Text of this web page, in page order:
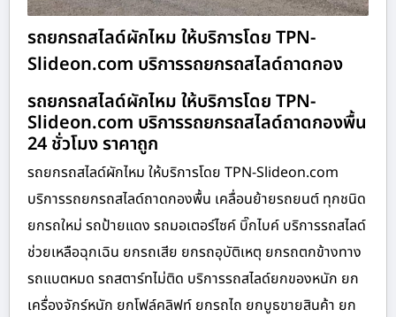
รถยกรถสไลด์ผักไหม ให้บริการโดย TPN-
Slideon.com บริการรถยกรถสไลด์ถาดกอง
รถยกรถสไลด์ผักไหม ให้บริการโดย TPN-
Slideon.com บริการรถยกรถสไลด์ถาดกองพื้น
24 ชั่วโมง ราคาถูก
รถยกรถสไลด์ผักไหม ให้บริการโดย TPN-Slideon.com
บริการรถยกรถสไลด์ถาดกองพื้น เคลื่อนย้ายรถยนต์ ทุกชนิด
ยกรถใหม่ รถป้ายแดง รถมอเตอร์ไซค์ บิ๊กไบค์ บริการรถสไลด์
ช่วยเหลือฉุกเฉิน ยกรถเสีย ยกรถอุบัติเหตุ ยกรถตกข้างทาง
รถแบตหมด รถสตาร์ทไม่ติด บริการรถสไลด์ยกของหนัก ยก
เครื่องจักร์หนัก ยกโฟล์คลิฟท์ ยกรถไถ ยกบูธขายสินค้า ยก